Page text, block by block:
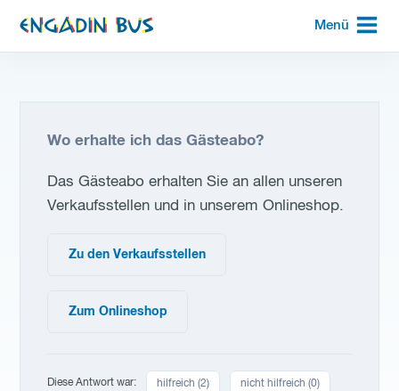
zur
Startseite
Menü
Wo erhalte ich das Gästeabo?
Das Gästeabo erhalten Sie an allen unseren
Verkaufsstellen und in unserem Onlineshop.
Zu den Verkaufsstellen
Zum Onlineshop
Diese Antwort war: hilfreich (2) nicht hilfreich (0)